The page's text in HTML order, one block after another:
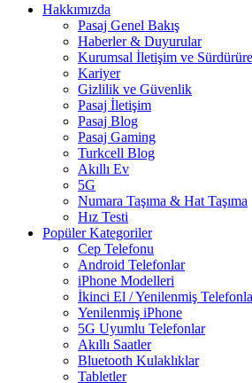
Hakkımızda
Pasaj Genel Bakış
Haberler & Duyurular
Kurumsal İletişim ve
Kariyer
Gizlilik ve Güvenlik
Pasaj İletişim
Pasaj Blog
Pasaj Gaming
Turkcell Blog
Akıllı Ev
5G
Numara Taşıma & Hat Taşıma
Hız Testi
Popüler Kategoriler
Cep Telefonu
Android Telefonlar
iPhone Modelleri
İkinci El / Yenilenmiş
Yenilenmiş iPhone
5G Uyumlu Telefonlar
Akıllı Saatler
Bluetooth Kulaklıklar
Tabletler